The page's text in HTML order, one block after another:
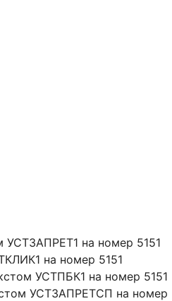
на номер 5151
на номер 5151
УСТПБК1 на номер 5151
УСТЗАПРЕТСП на номер